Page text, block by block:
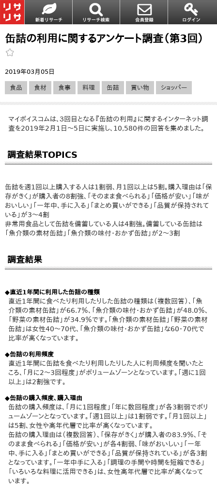
缶詰の利用に関するアンケート調査（第3回）
2019年03月05日
食品 食材 食事 料理 缶詰 買い物 ショッパー
マイボイスコムは、３回目となる『缶詰の利用』に関するインターネット調
査を2019年2月1日～5日に実施し、10,580件の回答を集めました。
調査結果TOPICS
缶詰を週1回以上購入する人は1割弱、月1回以上は5割。購入理由は「保
存がきく」が購入者の8割強、「そのまま食べられる」「価格が安い」「味が
おいしい」「一年中、手に入る」「まとめ買いができる」「品質が保持されて
いる」が3～4割
非常用食品として缶詰を備蓄している人は4割強。備蓄している缶詰は
「魚介類の素材缶詰」「魚介類の味付・おかず缶詰」が2～3割
調査結果
◆直近1年間に利用した缶詰の種類
直近1年間に食べたり利用したりした缶詰の種類は（複数回答）、「魚
介類の素材缶詰」が66.7％、「魚介類の味付・おかず缶詰」が48.0％、
「野菜の素材缶詰」が34.9％です。「魚介類の素材缶詰」「野菜の素材
缶詰」は女性40～70代、「魚介類の味付・おかず缶詰」な60・70代で
比率が高くなっています。
◆缶詰の利用頻度
直近1年間に缶詰を食べたり利用したりした人に利用頻度を聞いたと
ころ、「月に2～3回程度」がボリュームゾーンとなっています。「週に1回
以上」は2割強です。
◆缶詰の購入頻度、購入理由
缶詰の購入頻度は、「月に1回程度」「年に数回程度」が各3割弱でボリ
ュームゾーンとなっています。「週1回以上」は1割弱です。「月1回以上」
は5割、女性や高年代層で比率が高くなっています。
缶詰の購入理由は（複数回答）、「保存がきく」が購入者の83.9％、「そ
のまま食べられる」「価格が安い」が各4割弱、「味がおいしい」「一年
中、手に入る」「まとめ買いができる」「品質が保持されている」が各3割
となっています。「一年中手に入る」「調理の手間や時間を短縮できる」
「いろいろな料理に活用できる」は、女性高年代層で比率が高くなって
います。